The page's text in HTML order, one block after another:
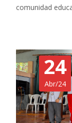
comunidad
24
Abr/24